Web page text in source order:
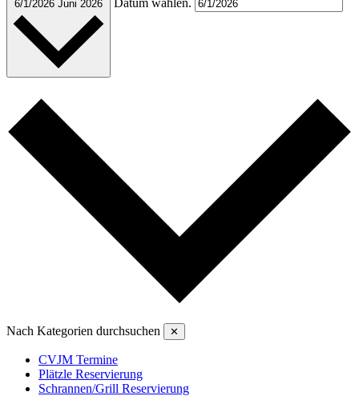
6/1/2026 Juni 2026
Nach Kategorien durchsuchen ✕
CVJM Termine
Plätzle Reservierung
Schrannen/Grill Reservierung